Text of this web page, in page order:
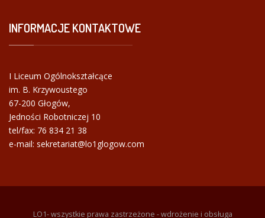
INFORMACJEKONTAKTOWE
I Liceum Ogólnokształcące
im. B. Krzywoustego
67-200 Głogów,
Jedności Robotniczej 10
tel/fax: 76 834 21 38
e-mail: sekretariat@lo1glogow.com
LO1- wszystkie prawa zastrzeżone - wdrożenie i obsługa